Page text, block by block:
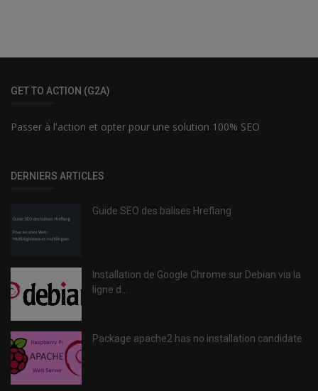
GET TO ACTION (G2A)
Passer à l'action et opter pour une solution 100% SEO
DERNIERS ARTICLES
Guide SEO des balises Hreflang
Installation de Google Chrome sur Debian via la
ligne d...
Package apache2 has no installation candidate